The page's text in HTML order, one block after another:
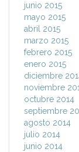
junio 2015
mayo 2015
abril 2015
marzo 2015
febrero 2015
enero 2015
diciembre
noviembre
octubre 2014
septiembre
agosto 2014
julio 2014
junio 2014